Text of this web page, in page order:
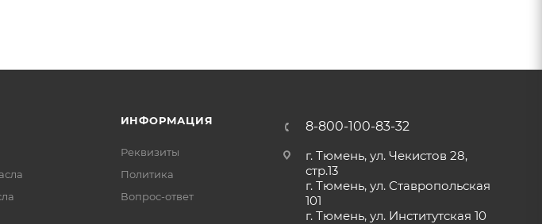
ИНФОРМАЦИЯ
Реквизиты
Политика
Вопрос-ответ
8-800-100-83-32
г. Тюмень, ул. Чекистов 28,
стр.13
г. Тюмень, ул. Ставропольская
101
г. Тюмень, ул. Институтская 10